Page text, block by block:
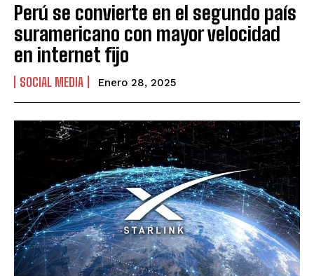
Perú se convierte en el segundo país
suramericano con mayor velocidad
en internet fijo
SOCIAL MEDIA Enero 28, 2025